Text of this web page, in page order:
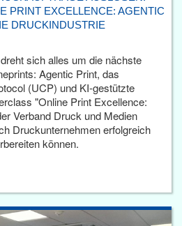
PRINT EXCELLENCE: AGENTIC
DRUCKINDUSTRIE
sich alles um die nächste
Agentic Print, das
(UCP) und KI-gestützte
"Online Print Excellence:
Verband Druck und Medien
Druckunternehmen erfolgreich
können.